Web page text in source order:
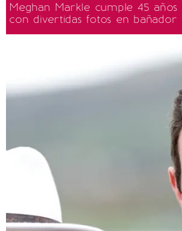
Meghan Markle cumple 45
con divertidas fotos en bañador